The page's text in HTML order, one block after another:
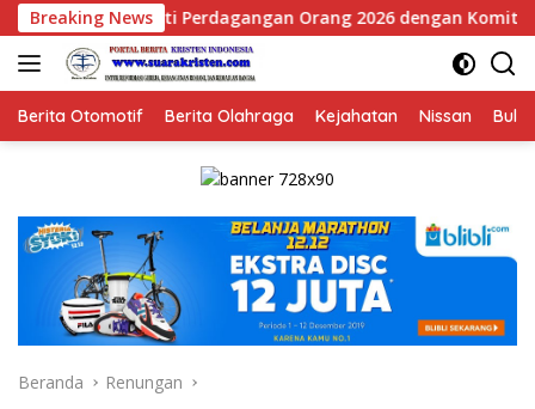
Langsung
ke
konten
Breaking News
2026 dengan Komitmen Baru untuk Memberantas
Berita Otomotif Berita Olahraga Kejahatan Nissan
Beranda Renungan